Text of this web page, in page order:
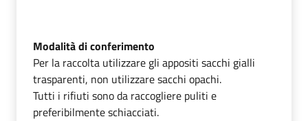
Modalità di conferimento
Per la raccolta utilizzare gli appositi sacchi gialli
trasparenti, non utilizzare sacchi opachi.
Tutti i rifiuti sono da raccogliere puliti e
preferibilmente schiacciati.